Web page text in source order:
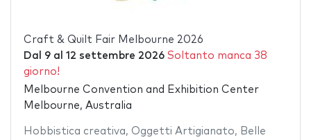
Craft & Quilt Fair Melbourne 2026
Dal 9al 12 settembre 2026 Soltanto manca 38
giorno!
Melbourne Convention and Exhibition Center
Melbourne, Australia
Hobbistica creativa, Oggetti Artigianato, Belle